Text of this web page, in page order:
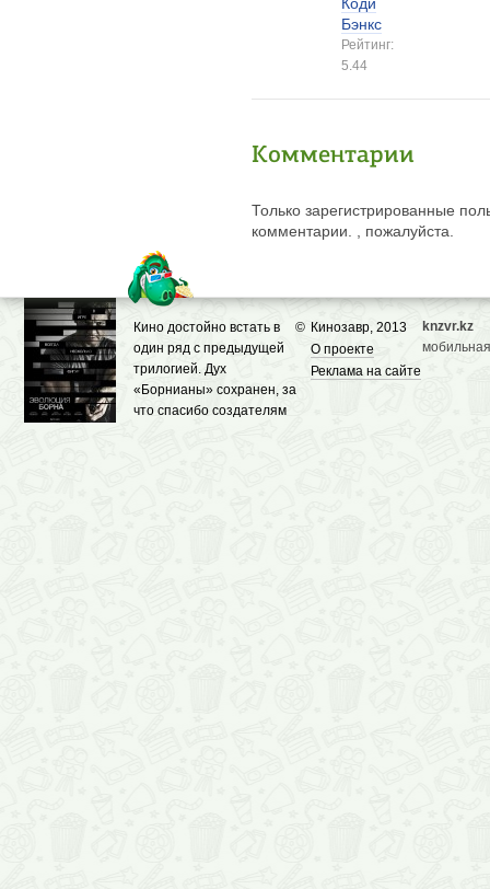
Бэнкс
Рейтинг:
5.44
Комментарии
Только зарегистрированные
комментарии. , пожалуйста.
© Кинозавр, 2013
О проекте
Реклама на сайте
Кино достойно встать в
один ряд с предыдущей
трилогией. Дух
«Борнианы» сохранен, за
что спасибо создателям
knzvr.kz